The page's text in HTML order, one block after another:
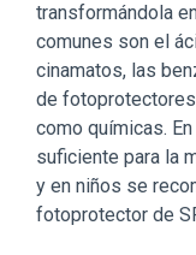
transformándola
comunes son el
cinamatos, las
de
como químicas.
suficiente para la
y en niños se
fotoprotector de